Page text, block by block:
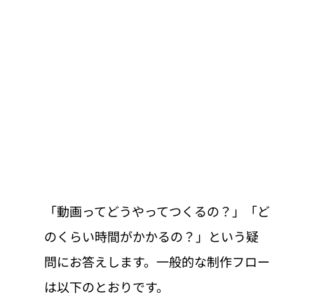
「動画ってどうやってつくるの？」「ど
のくらい時間がかかるの？」という疑
問にお答えします。一般的な制作フロー
は以下のとおりです。